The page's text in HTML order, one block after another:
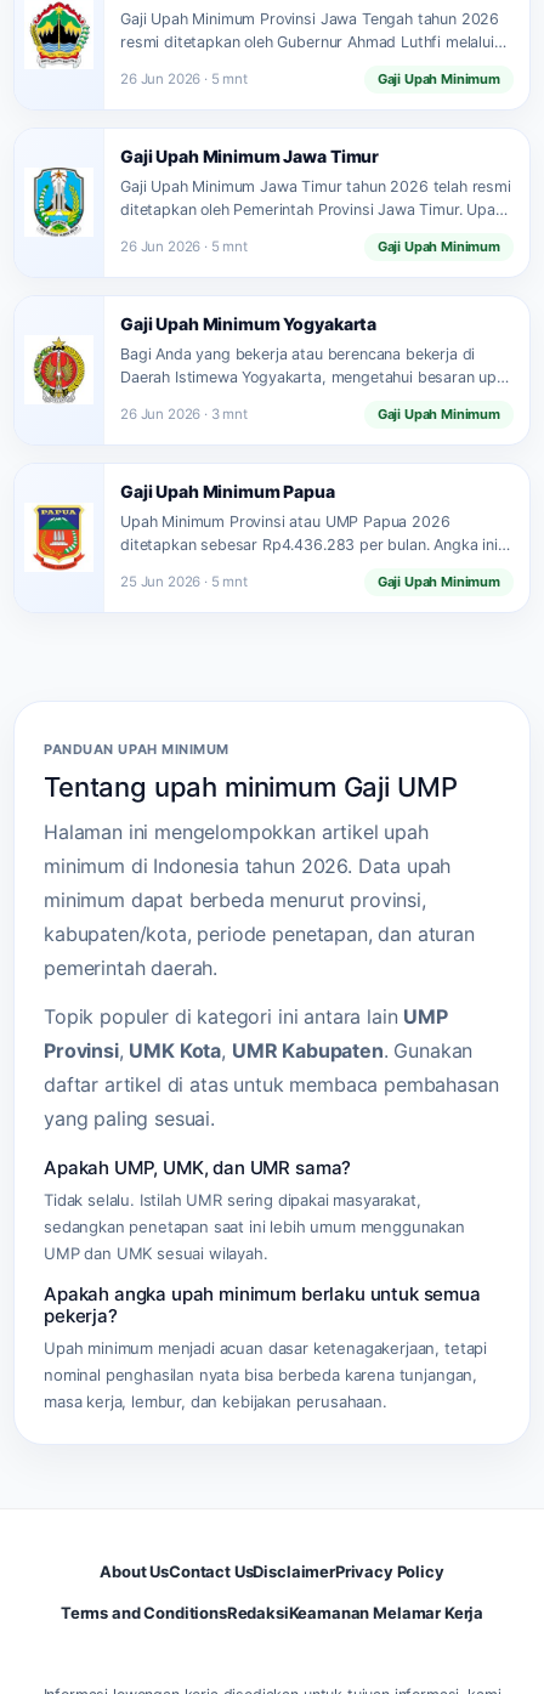
Gaji Upah Minimum Provinsi Jawa Tengah tahun 2026
resmi ditetapkan oleh Gubernur Ahmad Luthfi melalui
26 Jun 2026 · 5 mnt Gaji Upah Minimum
Gaji Upah Minimum Jawa Timur
Gaji Upah Minimum Jawa Timur tahun 2026 telah resmi
ditetapkan oleh Pemerintah Provinsi Jawa Timur. Upah
26 Jun 2026 · 5 mnt Gaji Upah Minimum
Gaji Upah Minimum Yogyakarta
Bagi Anda yang bekerja atau berencana bekerja di
Daerah Istimewa Yogyakarta, mengetahui besaran upah
26 Jun 2026 · 3 mnt Gaji Upah Minimum
Gaji Upah Minimum Papua
Upah Minimum Provinsi atau UMP Papua 2026
ditetapkan sebesar Rp4.436.283 per bulan. Angka ini
25 Jun 2026 · 5 mnt Gaji Upah Minimum
PANDUAN UPAH MINIMUM
Tentang upah minimum Gaji UMP
Halaman ini mengelompokkan artikel upah
minimum di Indonesia tahun 2026. Data upah
minimum dapat berbeda menurut provinsi,
kabupaten/kota, periode penetapan, dan aturan
pemerintah daerah.
Topik populer di kategori ini antara lain UMP
Provinsi, UMK Kota, UMR Kabupaten. Gunakan
daftar artikel di atas untuk membaca pembahasan
yang paling sesuai.
Apakah UMP, UMK, dan UMR sama?
Tidak selalu. Istilah UMR sering dipakai masyarakat,
sedangkan penetapan saat ini lebih umum menggunakan
UMP dan UMK sesuai wilayah.
Apakah angka upah minimum berlaku untuk semua
pekerja?
Upah minimum menjadi acuan dasar ketenagakerjaan, tetapi
nominal penghasilan nyata bisa berbeda karena tunjangan,
masa kerja, lembur, dan kebijakan perusahaan.
About UsContact UsDisclaimerPrivacy Policy
Terms and ConditionsRedaksiKeamanan Melamar Kerja